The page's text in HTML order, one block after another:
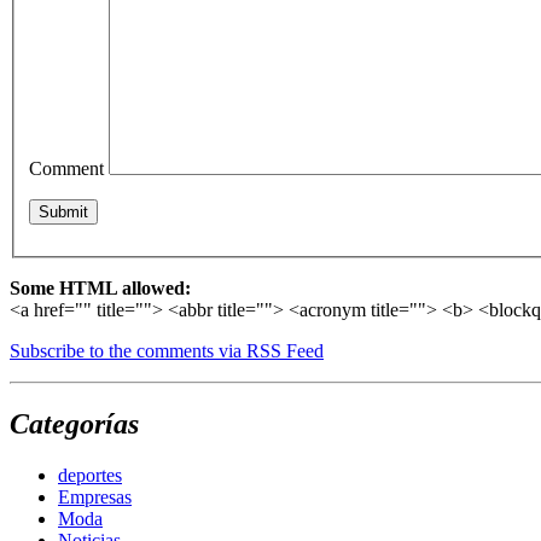
Comment
Some HTML allowed:
<a href="" title=""> <abbr title=""> <acronym title=""> <b>
Subscribe to the comments via RSS Feed
Categorías
deportes
Empresas
Moda